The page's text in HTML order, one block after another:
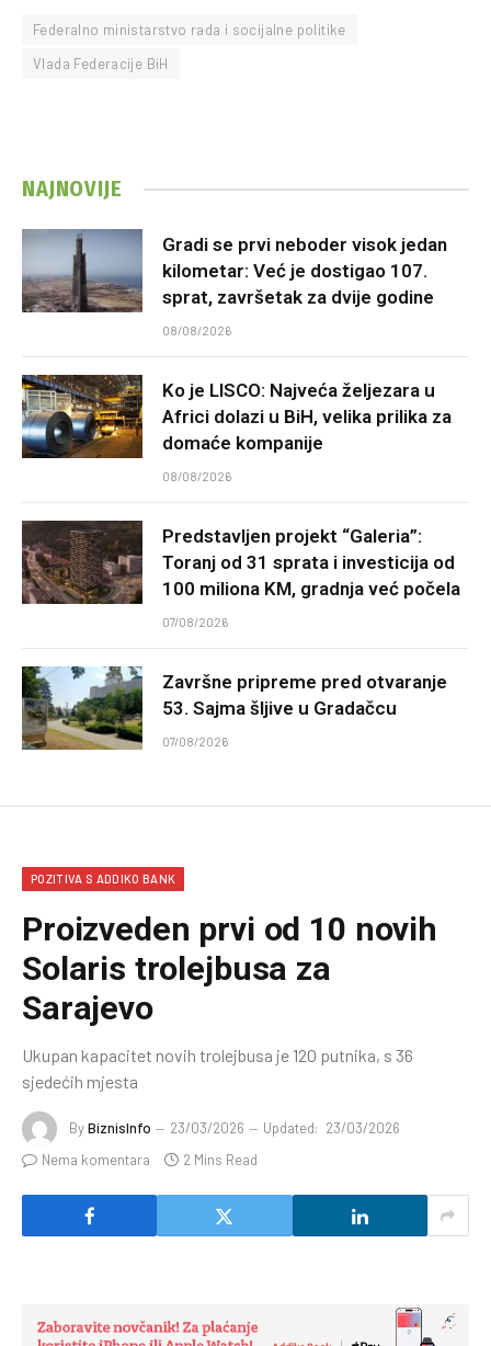
Federalno ministarstvo rada i socijalne politike
Vlada Federacije BiH
NAJNOVIJE
Gradi se prvi neboder visok jedan
kilometar: Već je dostigao 107.
sprat, završetak za dvije godine
08/08/2026
Ko je LISCO: Najveća željezara u
Africi dolazi u BiH, velika prilika za
domaće kompanije
08/08/2026
Predstavljen projekt “Galeria”:
Toranj od 31 sprata i investicija od
100 miliona KM, gradnja već počela
07/08/2026
Završne pripreme pred otvaranje
53. Sajma šljive u Gradačcu
07/08/2026
POZITIVA S ADDIKO BANK
Proizveden prvi od 10 novih
Solaris trolejbusa za
Sarajevo
Ukupan kapacitet novih trolejbusa je 120 putnika, s 36
sjedećih mjesta
ByBiznisInfo 23/03/2026 Updated: 23/03/2026
Nema komentara
2 Mins Read